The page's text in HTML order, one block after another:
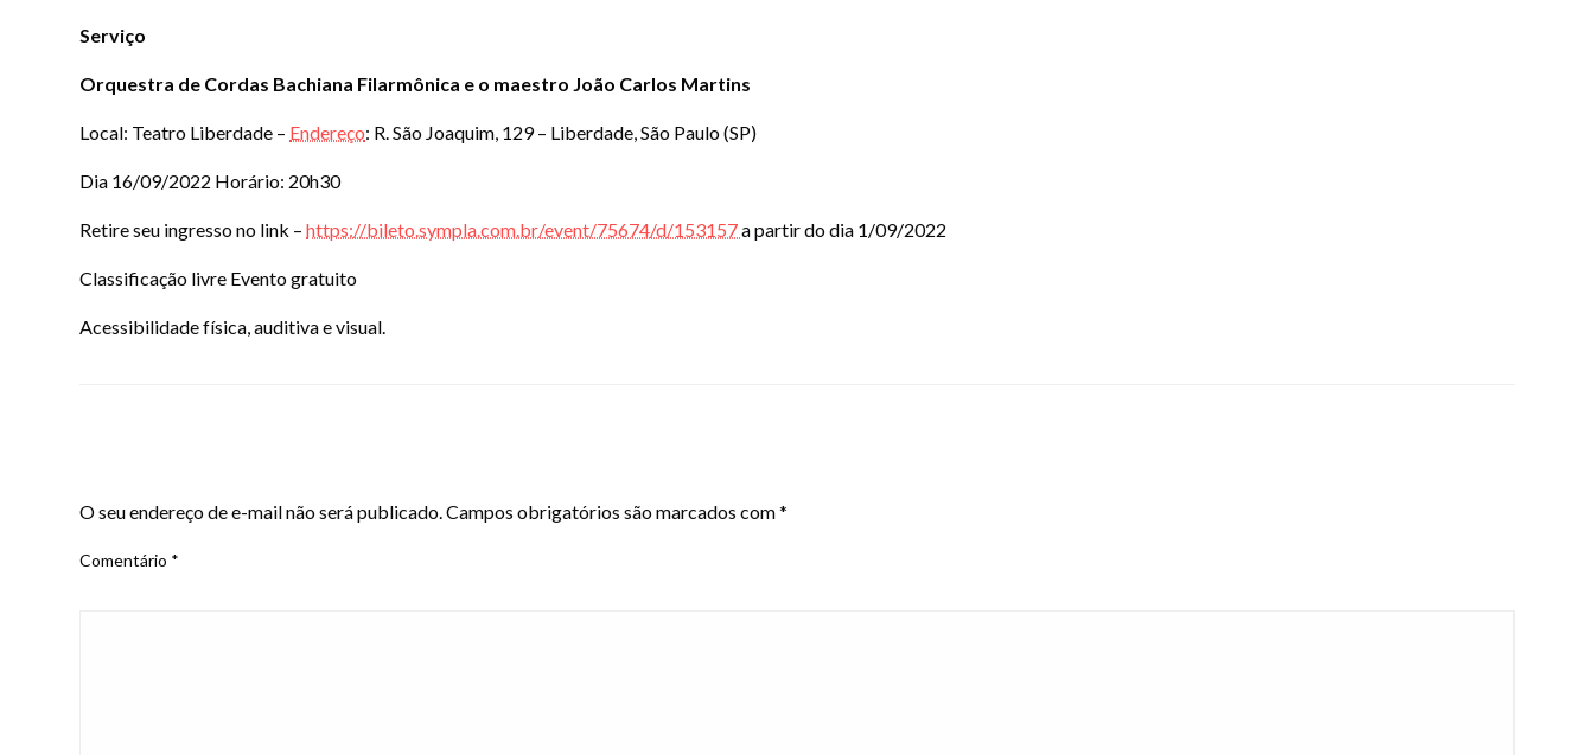
Serviço
Orquestra de Cordas Bachiana Filarmônica e o maestro João Carlos Martins
Local: Teatro Liberdade – Endereço: R. São Joaquim, 129 – Liberdade, São Paulo (SP)
Dia 16/09/2022 Horário: 20h30
Retire seu ingresso no link – https://bileto.sympla.com.br/event/75674/d/153157a partir do dia 1/09/2022
Classificação livre Evento gratuito
Acessibilidade física, auditiva e visual.
O seu endereço de e-mail não será publicado.Campos obrigatórios são marcados com*
Comentário *